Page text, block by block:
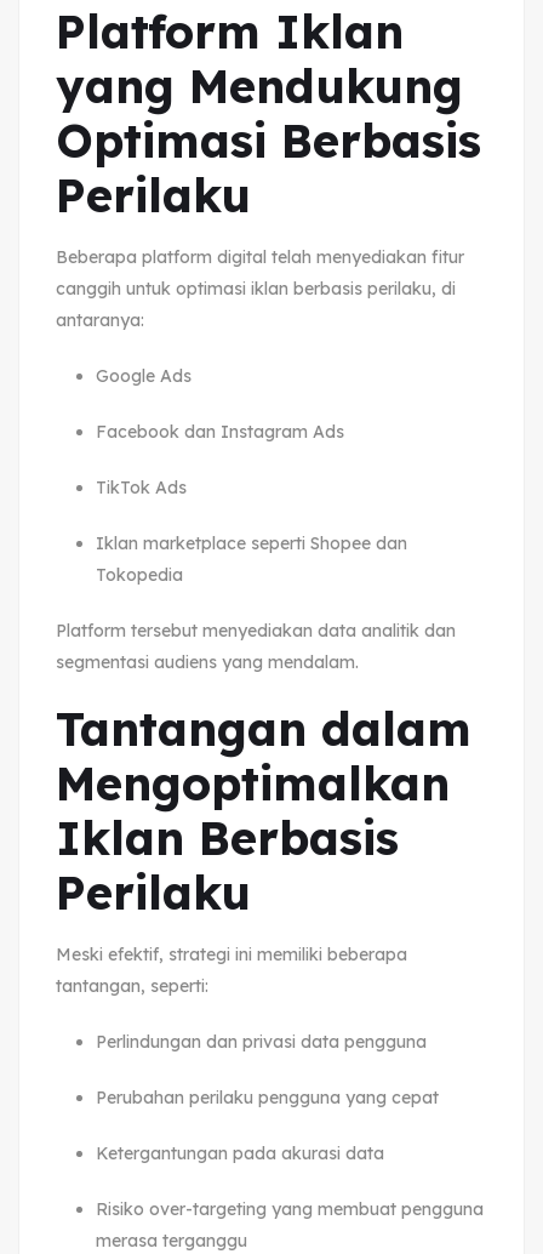
Platform Iklan
yang Mendukung
Optimasi Berbasis
Perilaku
Beberapa platform digital telah menyediakan fitur
canggih untuk optimasi iklan berbasis perilaku, di
antaranya:
Google Ads
Facebook dan Instagram Ads
TikTok Ads
Iklan marketplace seperti Shopee dan
Tokopedia
Platform tersebut menyediakan data analitik dan
segmentasi audiens yang mendalam.
Tantangan dalam
Mengoptimalkan
Iklan Berbasis
Perilaku
Meski efektif, strategi ini memiliki beberapa
tantangan, seperti:
Perlindungan dan privasi data pengguna
Perubahan perilaku pengguna yang cepat
Ketergantungan pada akurasi data
Risiko over-targeting yang membuat pengguna
merasa terganggu